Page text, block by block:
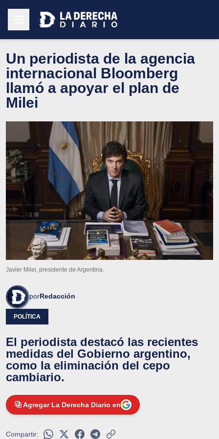
Un periodista de la agencia
internacional Bloomberg
llamó a apoyar el plan de
Milei
Javier Milei, presidente de Argentina.
porRedacción
POLÍTICA
El periodista destacó las recientes
medidas del Gobierno argentino,
como la eliminación del cepo
cambiario.
Agregar La Derecha Diario en
Compartir: